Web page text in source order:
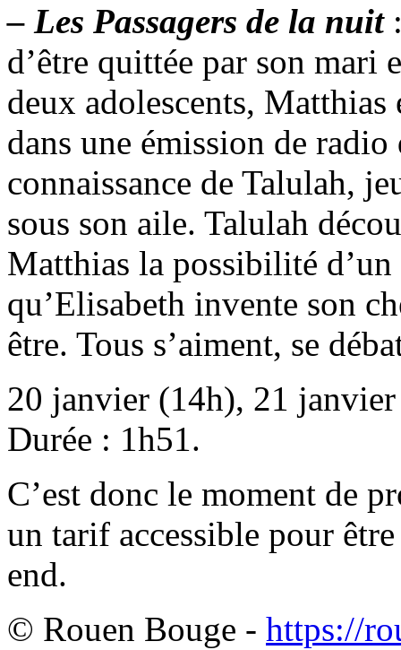
– Les Passagers de la nuit:
d’être quittée par son mari
deux adolescents,
dans une émission de
connaissance de Talulah,
sous son aile. Talulah
Matthias la possibilité
qu’Elisabeth invente son
être. Tous s’aiment, se
20 janvier (14h), 21
Durée : 1h51.
C’est donc le moment de
un tarif accessible pour
end.
© Rouen Bouge - https://